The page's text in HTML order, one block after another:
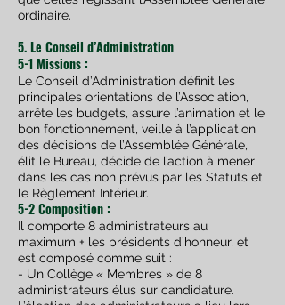
ordinaire.
5. Le Conseil d’Administration
5-1 Missions :
Le Conseil d’Administration définit les
principales orientations de l’Association,
arrête les budgets, assure l’animation et le
bon fonctionnement, veille à l’application
des décisions de l’Assemblée Générale,
élit le Bureau, décide de l’action à mener
dans les cas non prévus par les Statuts et
le Règlement Intérieur.
5-2 Composition :
Il comporte 8 administrateurs au
maximum + les présidents d’honneur, et
est composé comme suit :
- Un Collège « Membres » de 8
administrateurs élus sur candidature.